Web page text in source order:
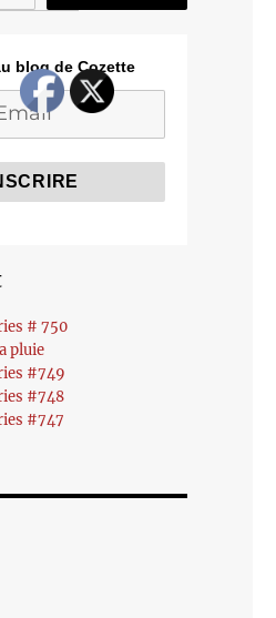
blog de Cozette
# 750
pluie
#749
#748
#747